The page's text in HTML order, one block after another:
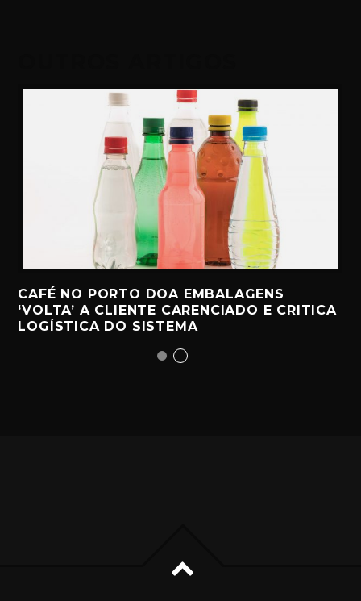
CAFÉ NO PORTO DOA EMBALAGENS
‘VOLTA’ A CLIENTE CARENCIADO E CRITICA
LOGÍSTICA DO SISTEMA